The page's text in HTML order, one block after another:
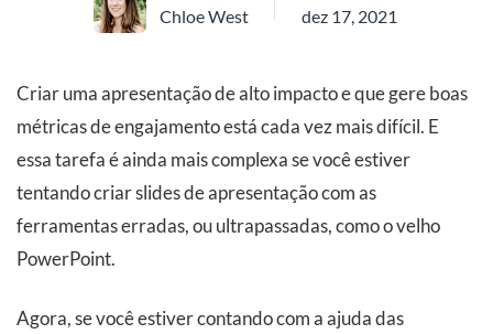
Chloe West dez 17, 2021
Criar uma apresentação de alto impacto e que gere boas
métricas de engajamento está cada vez mais difícil. E
essa tarefa é ainda mais complexa se você estiver
tentando criar slides de apresentação com as
ferramentas erradas, ou ultrapassadas, como o velho
PowerPoint.
Agora, se você estiver contando com a ajuda das